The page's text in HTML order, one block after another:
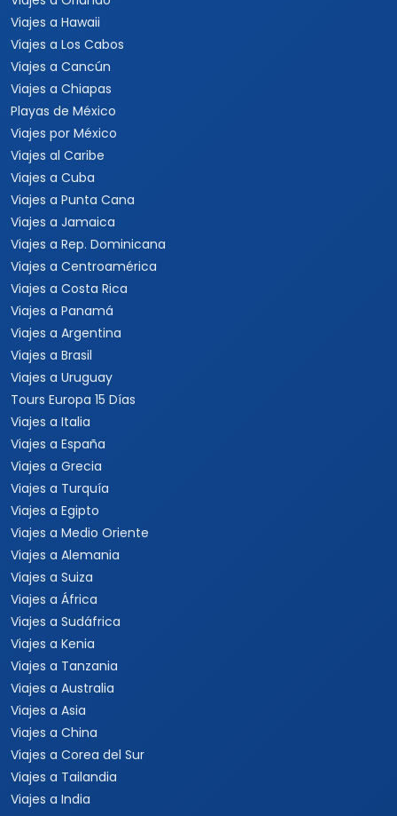
Viajes a Hawaii
Viajes a Los Cabos
Viajes a Cancún
Viajes a Chiapas
Playas de México
Viajes por México
Viajes al Caribe
Viajes a Cuba
Viajes a Punta Cana
Viajes a Jamaica
Viajes a Rep. Dominicana
Viajes a Centroamérica
Viajes a Costa Rica
Viajes a Panamá
Viajes a Argentina
Viajes a Brasil
Viajes a Uruguay
Tours Europa 15 Días
Viajes a Italia
Viajes a España
Viajes a Grecia
Viajes a Turquía
Viajes a Egipto
Viajes a Medio Oriente
Viajes a Alemania
Viajes a Suiza
Viajes a África
Viajes a Sudáfrica
Viajes a Kenia
Viajes a Tanzania
Viajes a Australia
Viajes a Asia
Viajes a China
Viajes a Corea del Sur
Viajes a Tailandia
Viajes a India